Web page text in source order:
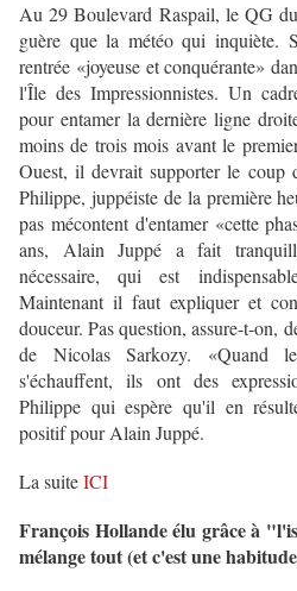
Au 29 Boulevard Raspail, le QG
guère que la météo qui inquiète.
rentrée «joyeuse et conquérante»
l'Île des Impressionnistes. Un
pour entamer la dernière ligne
moins de trois mois avant le
Ouest, il devrait supporter le coup
Philippe, juppéiste de la première
pas mécontent d'entamer «cette
ans, Alain Juppé a fait
nécessaire, qui est
Maintenant il faut expliquer et
douceur. Pas question, assure-t-on,
de Nicolas Sarkozy. «Quand
s'échauffent, ils ont des
Philippe qui espère qu'il en
positif pour Alain Juppé.
La suiteICI
François Hollande élu grâce à
mélange tout (et c'est une